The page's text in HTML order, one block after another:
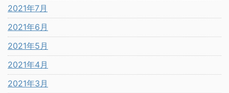
2021年7月
2021年6月
2021年5月
2021年4月
2021年3月